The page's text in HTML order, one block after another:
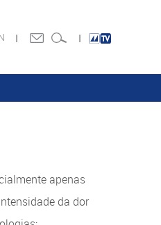
apenas
da dor